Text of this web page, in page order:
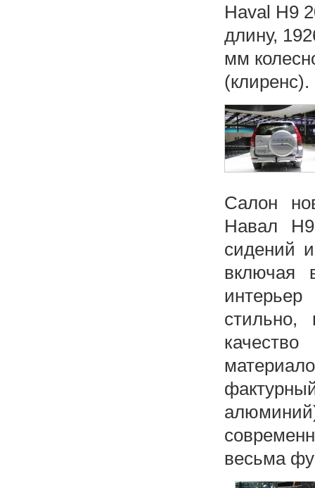
Haval H9
длину,
мм
(клиренс).
Салон
Навал Н9
сидений
включая
стильно,
весьма